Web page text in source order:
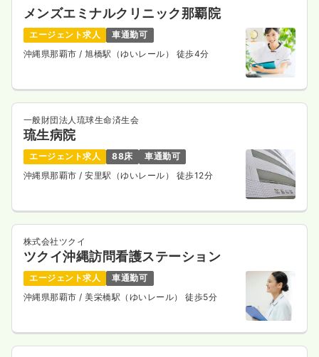
メンズエミナルクリニック那覇院
エージェント求人
車通勤可
沖縄県那覇市 / 旭橋駅（ゆいレール） 徒歩4分
一般財団法人琉球生命済生会
琉生病院
エージェント求人 88床
車通勤可
沖縄県那覇市 / 安里駅（ゆいレール） 徒歩12分
株式会社ツクイ
ツクイ沖縄訪問看護ステーション
エージェント求人
車通勤可
沖縄県那覇市 / 美栄橋駅（ゆいレール） 徒歩5分